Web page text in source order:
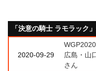
「決意の騎士 ラモラック
2020-09-29
広島・山
さん